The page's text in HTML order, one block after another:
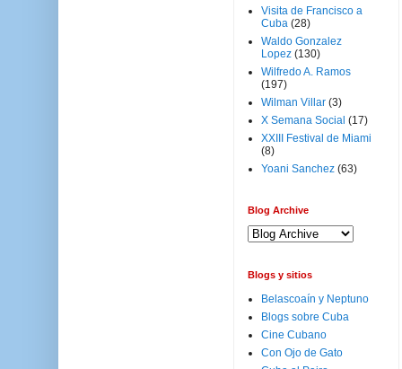
Visita de Francisco a
Cuba (28)
Waldo Gonzalez
Lopez (130)
Wilfredo A. Ramos
(197)
Wilman Villar (3)
X Semana Social (17)
XXIII Festival de Miami
(8)
Yoani Sanchez (63)
Blog Archive
Blogs y sitios
Belascoaín y Neptuno
Blogs sobre Cuba
Cine Cubano
Con Ojo de Gato